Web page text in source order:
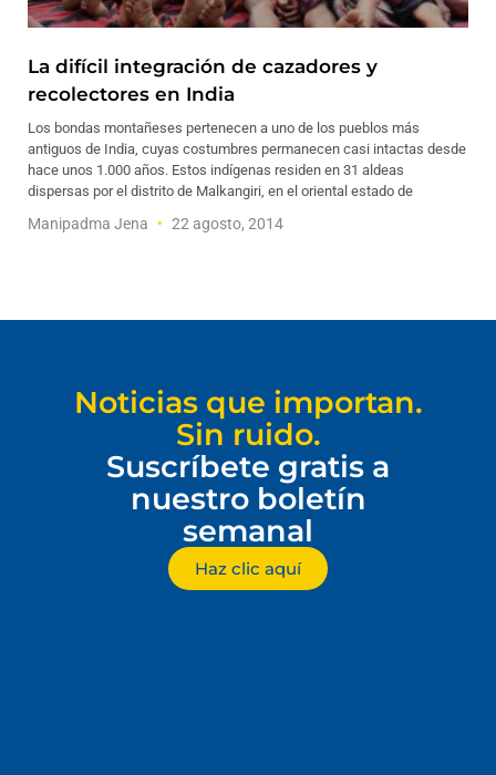
La difícil integración de cazadores y
recolectores en India
Los bondas montañeses pertenecen a uno de los pueblos más
antiguos de India, cuyas costumbres permanecen casi intactas desde
hace unos 1.000 años. Estos indígenas residen en 31 aldeas
dispersas por el distrito de Malkangiri, en el oriental estado de
Manipadma Jena 22 agosto, 2014
Noticias que importan.
Sin ruido.
Suscríbete gratis a
nuestro boletín
semanal
Haz clic aquí